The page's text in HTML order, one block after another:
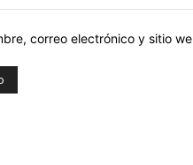
correo electrónico y sitio